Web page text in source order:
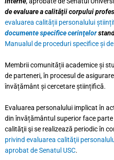
de evaluare a calităţii corpului
evaluarea calității personalului
documente specifice cerinţelor
Manualul de proceduri specifice și
Membrii comunității academice și
de parteneri, în procesul de
învățământ și cercetare științifică.
Evaluarea personalului implicat în
din învățământul superior face
calităţii şi se realizează periodic în
privind evaluarea calităţii
aprobat de Senatul USC.